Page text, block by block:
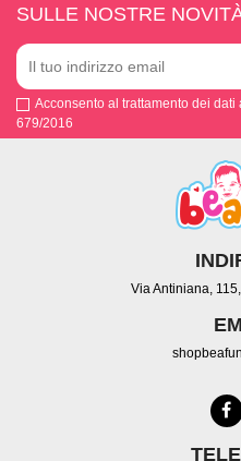
SULLE NOSTRE
Acconsento al trattamento dei
679/2016
Via Antiniana,